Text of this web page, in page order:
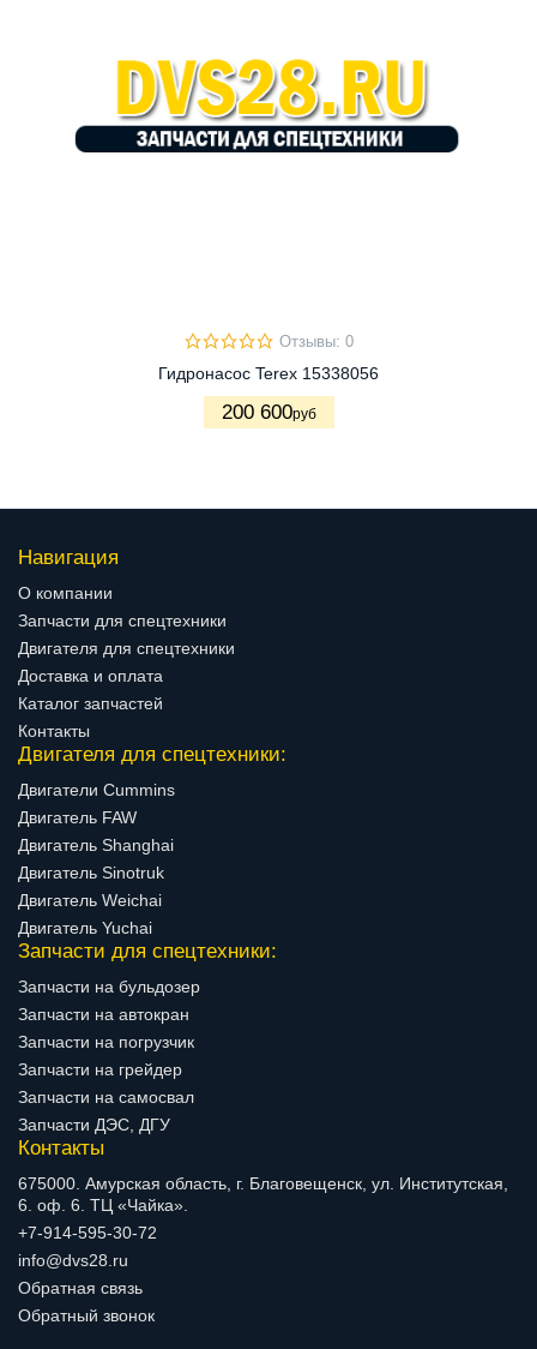
Отзывы: 0
Гидронасос Terex 15338056
200 600руб
Навигация
О компании
Запчасти для спецтехники
Двигателя для спецтехники
Доставка и оплата
Каталог запчастей
Контакты
Двигателя для спецтехники:
Двигатели Cummins
Двигатель FAW
Двигатель Shanghai
Двигатель Sinotruk
Двигатель Weichai
Двигатель Yuchai
Запчасти для спецтехники:
Запчасти на бульдозер
Запчасти на автокран
Запчасти на погрузчик
Запчасти на грейдер
Запчасти на самосвал
Запчасти ДЭС, ДГУ
Контакты
675000. Амурская область, г. Благовещенск, ул. Институтская,
6. оф. 6. ТЦ «Чайка».
+7-914-595-30-72
info@dvs28.ru
Обратная связь
Обратный звонок